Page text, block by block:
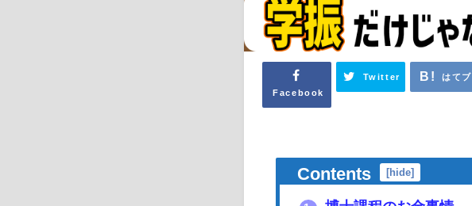
Facebook
Twitter はてブ
Contents [hide]